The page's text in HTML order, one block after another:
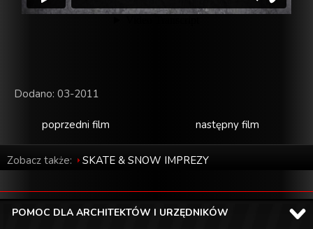
Dodano: 03-2011
następny film
poprzedni film
Zobacz także: SKATE & SNOW IMPREZY
POMOC DLA ARCHITEKTÓW I URZĘDNIKÓW